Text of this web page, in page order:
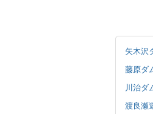
矢木沢
藤原ダ
川治ダ
渡良瀬